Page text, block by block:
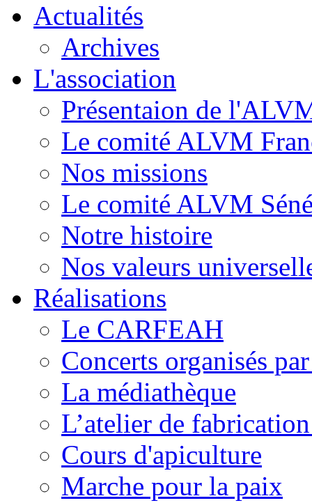
Actualités
Archives
L'association
Présentaion de
Le comité ALVM
Nos missions
Le comité ALVM
Notre histoire
Nos valeurs
Réalisations
Le CARFEAH
Concerts organisés
La médiathèque
L’atelier de
Cours d'apiculture
Marche pour la paix